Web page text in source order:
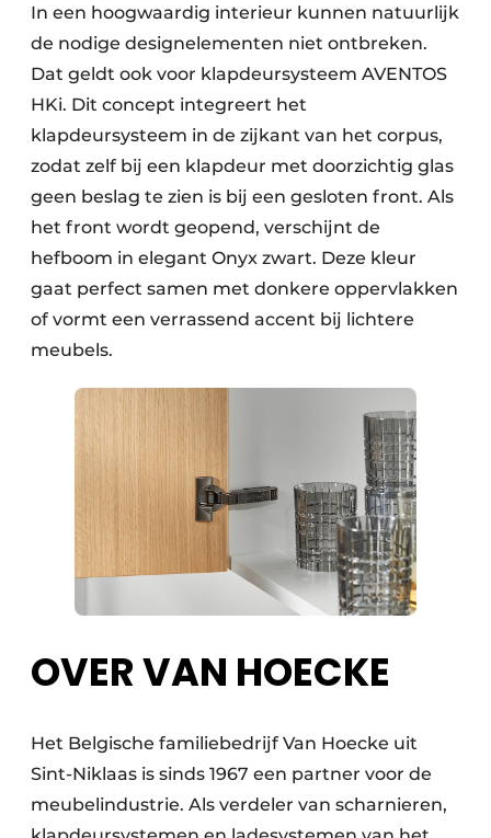
In een hoogwaardig interieur kunnen natuurlijk
de nodige designelementen niet ontbreken.
Dat geldt ook voor klapdeursysteem AVENTOS
HKi. Dit concept integreert het
klapdeursysteem in de zijkant van het corpus,
zodat zelf bij een klapdeur met doorzichtig glas
geen beslag te zien is bij een gesloten front. Als
het front wordt geopend, verschijnt de
hefboom in elegant Onyx zwart. Deze kleur
gaat perfect samen met donkere oppervlakken
of vormt een verrassend accent bij lichtere
meubels.
OVER VAN HOECKE
Het Belgische familiebedrijf Van Hoecke uit
Sint-Niklaas is sinds 1967 een partner voor de
meubelindustrie. Als verdeler van scharnieren,